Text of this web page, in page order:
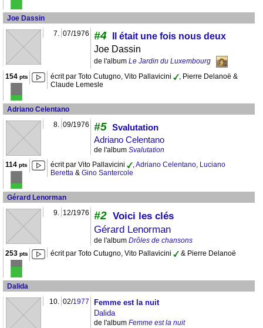
Joe Dassin
7. 07/1976 #4
Il était une fois nous deux
Joe Dassin
de l'album Le Jardin du Luxembourg
154pts écrit par Toto Cutugno, Vito Pallavicini
, Pierre Delanoë &
Claude Lemesle
Adriano Celentano
8. 09/1976 #5 Svalutation
Adriano Celentano
de l'album Svalutation
114 pts écrit par Vito Pallavicini ,Adriano Celentano, Luciano
Beretta & Gino Santercole
Gérard Lenorman
9. 12/1976 #2 Voici les clés
Gérard Lenorman
de l'album Drôles de chansons
253pts écrit par Toto Cutugno, Vito Pallavicini & Pierre Delanoë
Dalida
10. 02/1977
Femme est la nuit
Dalida
de l'album Femme est la nuit